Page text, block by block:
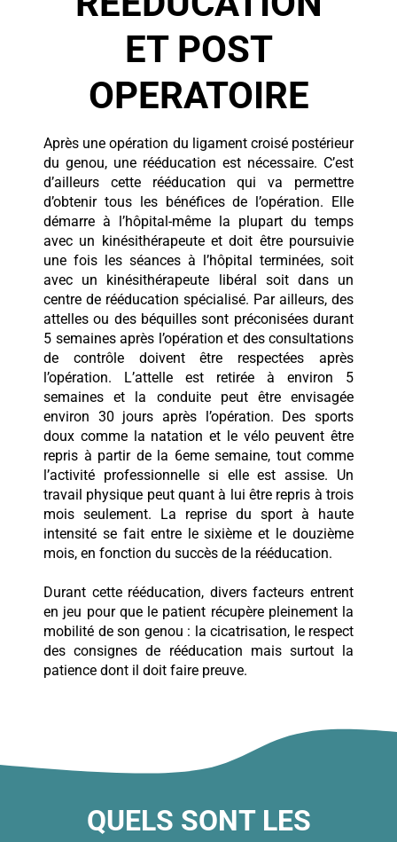
ET POST
OPERATOIRE
Après une opération du ligament croisé postérieur
du genou, une rééducation est nécessaire. C’est
d’ailleurs cette rééducation qui va permettre
d’obtenir tous les bénéfices de l’opération. Elle
démarre à l’hôpital-même la plupart du temps
avec un kinésithérapeute et doit être poursuivie
une fois les séances à l’hôpital terminées, soit
avec un kinésithérapeute libéral soit dans un
centre de rééducation spécialisé. Par ailleurs, des
attelles ou des béquilles sont préconisées durant
5 semaines après l’opération et des consultations
de contrôle doivent être respectées après
l’opération. L’attelle est retirée à environ 5
semaines et la conduite peut être envisagée
environ 30 jours après l’opération. Des sports
doux comme la natation et le vélo peuvent être
repris à partir de la 6eme semaine, tout comme
l’activité professionnelle si elle est assise. Un
travail physique peut quant à lui être repris à trois
mois seulement. La reprise du sport à haute
intensité se fait entre le sixième et le douzième
mois, en fonction du succès de la rééducation.
Durant cette rééducation, divers facteurs entrent
en jeu pour que le patient récupère pleinement la
mobilité de son genou : la cicatrisation, le respect
des consignes de rééducation mais surtout la
patience dont il doit faire preuve.
QUELS SONT LES